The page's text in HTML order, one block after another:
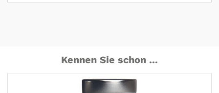
Kennen Sie schon ...